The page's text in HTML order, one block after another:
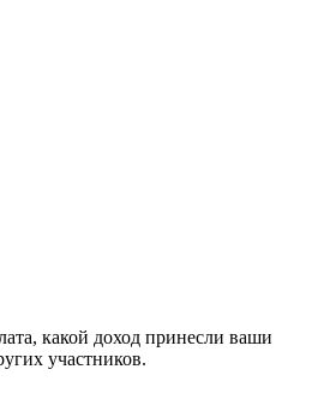
какой доход принесли ваши
участников.